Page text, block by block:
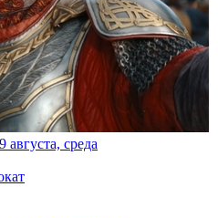
августа, среда